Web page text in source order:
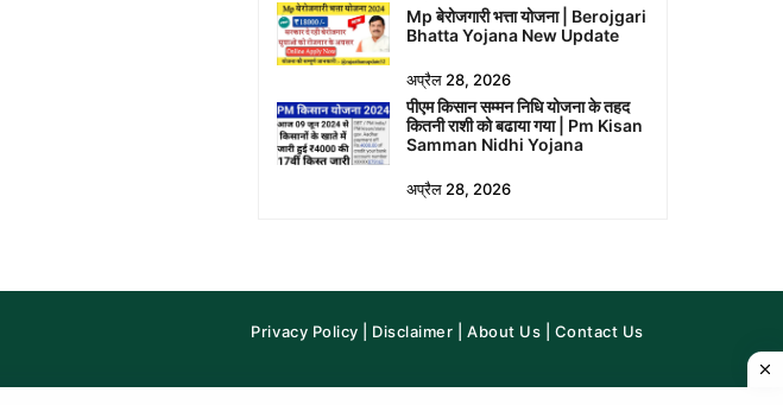
Mp बेरोजगारी भत्ता योजना | Berojgari
Bhatta Yojana New Update
अप्रैल 28, 2026
पीएम किसान सम्मन निधि योजना के तहद
कितनी राशी को बढाया गया | Pm Kisan
Samman Nidhi Yojana
अप्रैल 28, 2026
Privacy Policy Disclaimer |About Us Contact Us